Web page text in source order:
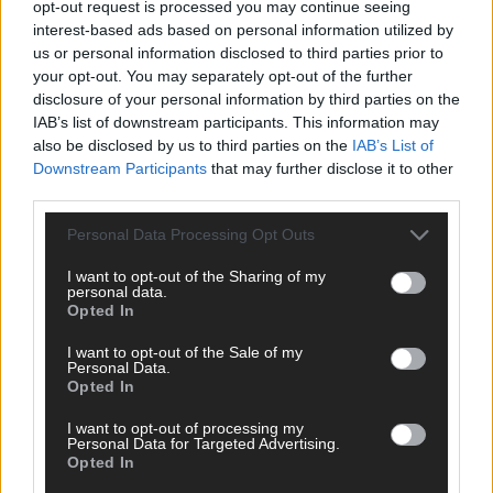
opt-out request is processed you may continue seeing
interest-based ads based on personal information utilized by
us or personal information disclosed to third parties prior to
your opt-out. You may separately opt-out of the further
disclosure of your personal information by third parties on the
IAB’s list of downstream participants. This information may
also be disclosed by us to third parties on the IAB’s List of
Downstream Participants that may further disclose it to other
Personal Data Processing Opt Outs
I want to opt-out of the Sharing of my
personal data.
Opted In
I want to opt-out of the Sale of my
Personal Data.
Opted In
I want to opt-out of processing my
Personal Data for Targeted Advertising.
Opted In
ANZEIGE
Über Redaktion | Stuttgarter Blatt
Nachrichtenplattform mit Sitz in Stuttgart. Unsere Redaktion
berichtet fundiert, verständlich und aktuell über das Geschehen